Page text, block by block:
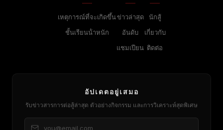
เหตุการณ์ที่จะเกิดขึ้น
ชั้นเรียนน้ําหนัก
ข่าวล่าสุด
อันดับ
แชมเปียน
นักสู้
เกี่ยวกับ
ติดต่อ
อัปเดตอยู่เสมอ
รับข่าวสารการต่อสู้ล่าสุด ตัวอย่างกิจกรรม และการวิเคราะห์สุดพิเศษ